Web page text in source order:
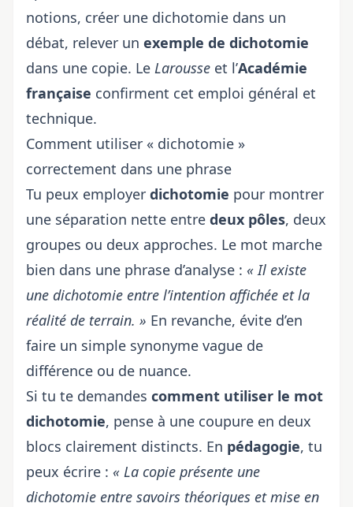
notions, créer une dichotomie dans un
débat, relever un exemple de dichotomie
dans une copie. Le Larousse et l’Académie
française confirment cet emploi général et
technique.
Comment utiliser « dichotomie »
correctement dans une phrase
Tu peux employer dichotomie pour montrer
une séparation nette entre deux pôles, deux
groupes ou deux approches. Le mot marche
bien dans une phrase d’analyse : « Il existe
une dichotomie entre l’intention affichée et la
réalité de terrain. » En revanche, évite d’en
faire un simple synonyme vague de
différence ou de nuance.
Si tu te demandes comment utiliser le mot
dichotomie, pense à une coupure en deux
blocs clairement distincts. En pédagogie, tu
peux écrire : « La copie présente une
dichotomie entre savoirs théoriques et mise en